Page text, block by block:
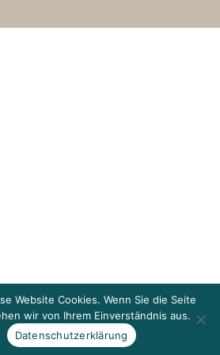
Website Cookies. Wenn Sie die Seite
wir von Ihrem Einverständnis aus.
Datenschutzerklärung